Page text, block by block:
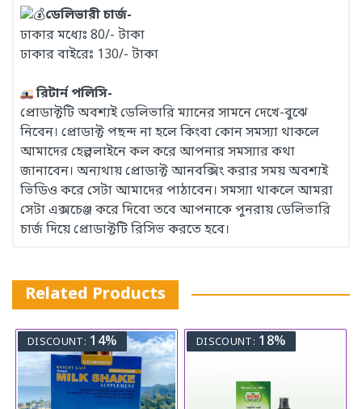
ডেলিভারী চার্জ-
ঢাকার মধ্যেঃ 80/- টাকা
ঢাকার বাইরেঃ 130/- টাকা
রিটার্ন পলিসি-
প্রোডাক্টটি অবশ্যই ডেলিভারি ম্যানের সামনে দেখে-বুঝে
নিবেন। প্রোডাক্ট পছন্দ না হলে কিংবা কোন সমস্যা থাকলে
আমাদের হেল্পলাইনে কল করে আপনার সমস্যার কথা
জানাবেন। অন্যথায় প্রোডাক্ট আনবক্সিং করার সময় অবশ্যই
ভিডিও করে সেটা আমাদের পাঠাবেন। সমস্যা থাকলে আমরা
সেটা এক্সচেঞ্জ করে দিবো তবে আপনাকে পুনরায় ডেলিভারি
চার্জ দিয়ে প্রোডাক্টটি রিসিভ করতে হবে।
Related Products
DISCOUNT: 14% DISCOUNT: 18%